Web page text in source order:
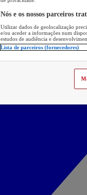
Nós e os nossos parceiros
Utilizar dados de geolocalização
e/ou aceder a informações num
estudos de audiência e
Lista de parceiros (fornecedores)